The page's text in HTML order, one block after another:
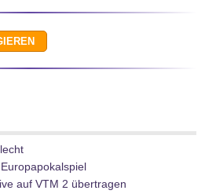
auf VTM 2 übertragen